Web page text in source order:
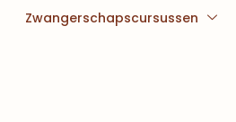
Zwangerschapscursussen